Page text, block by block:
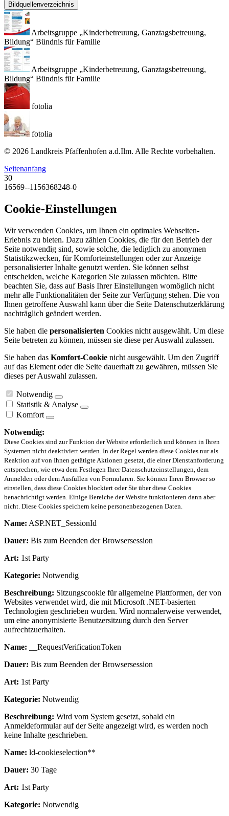
Bildquellenverzeichnis
Arbeitsgruppe „Kinderbetreuung, Ganztagsbetreuung,
Bildung“ Bündnis für Familie
Arbeitsgruppe „Kinderbetreuung, Ganztagsbetreuung,
Bildung“ Bündnis für Familie
fotolia
fotolia
© 2026 Landkreis Pfaffenhofen a.d.Ilm. Alle Rechte vorbehalten.
Seitenanfang
30
16569--1156368248-0
Cookie-Einstellungen
Wir verwenden Cookies, um Ihnen ein optimales Webseiten-
Erlebnis zu bieten. Dazu zählen Cookies, die für den Betrieb der
Seite notwendig sind, sowie solche, die lediglich zu anonymen
Statistikzwecken, für Komforteinstellungen oder zur Anzeige
personalisierter Inhalte genutzt werden. Sie können selbst
entscheiden, welche Kategorien Sie zulassen möchten. Bitte
beachten Sie, dass auf Basis Ihrer Einstellungen womöglich nicht
mehr alle Funktionalitäten der Seite zur Verfügung stehen. Die von
Ihnen getroffene Auswahl kann über die Seite Datenschutzerklärung
nachträglich geändert werden.
Sie haben die personalisierten Cookies nicht ausgewählt. Um diese
Seite betreten zu können, müssen sie diese per Auswahl zulassen.
Sie haben das Komfort-Cookie nicht ausgewählt. Um den Zugriff
auf das Element oder die Seite dauerhaft zu gewähren, müssen Sie
dieses per Auswahl zulassen.
Notwendig
Statistik & Analyse
Komfort
Notwendig:
Diese Cookies sind zur Funktion der Website erforderlich und können in Ihren
Systemen nicht deaktiviert werden. In der Regel werden diese Cookies nur als
Reaktion auf von Ihnen getätigte Aktionen gesetzt, die einer Dienstanforderung
entsprechen, wie etwa dem Festlegen Ihrer Datenschutzeinstellungen, dem
Anmelden oder dem Ausfüllen von Formularen. Sie können Ihren Browser so
einstellen, dass diese Cookies blockiert oder Sie über diese Cookies
benachrichtigt werden. Einige Bereiche der Website funktionieren dann aber
nicht. Diese Cookies speichern keine personenbezogenen Daten.
Name: ASP.NET_SessionId
Dauer: Bis zum Beenden der Browsersession
Art: 1st Party
Kategorie: Notwendig
Beschreibung: Sitzungscookie für allgemeine Plattformen, der von
Websites verwendet wird, die mit Microsoft .NET-basierten
Technologien geschrieben wurden. Wird normalerweise verwendet,
um eine anonymisierte Benutzersitzung durch den Server
aufrechtzuerhalten.
Name: __RequestVerificationToken
Dauer: Bis zum Beenden der Browsersession
Art: 1st Party
Kategorie: Notwendig
Beschreibung: Wird vom System gesetzt, sobald ein
Anmeldeformular auf der Seite angezeigt wird, es werden noch
keine Inhalte geschrieben.
Name: ld-cookieselection**
Dauer: 30 Tage
Art: 1st Party
Kategorie: Notwendig